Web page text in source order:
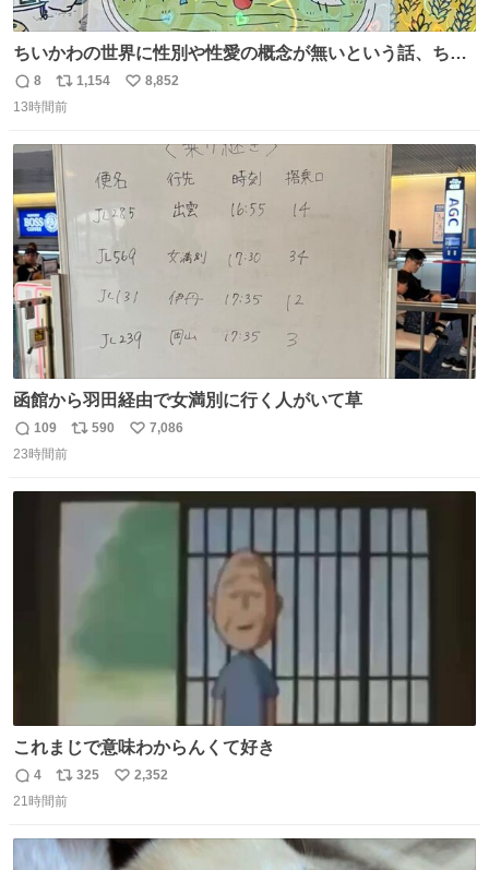
ちいかわの世界に性別や性愛の概念が無いという話、ちい
かわタロットでも恋人・女帝・女教皇あたりは性別を意識
させないように描かれてるんだよね。かなり徹底している
返
信
8
リ
ポ
ト
数
1,154
い
8,852
13時間前
函館から羽田経由で女満別に行く人がいて草
返
信
109
リ
ト
590
い
数
7,086
23時間前
これまじで意味わからんくて好き
返
信
4
リ
ポ
ト
325
い
2,352
21時間前